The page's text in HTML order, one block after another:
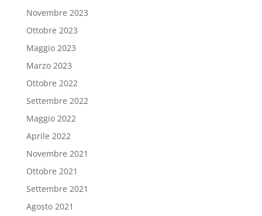
Novembre 2023
Ottobre 2023
Maggio 2023
Marzo 2023
Ottobre 2022
Settembre 2022
Maggio 2022
Aprile 2022
Novembre 2021
Ottobre 2021
Settembre 2021
Agosto 2021